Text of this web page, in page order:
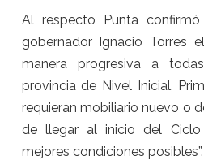
Al respecto Punta
gobernador Ignacio Torres
manera progresiva a
provincia de Nivel Inicial,
requieran mobiliario nuevo o
de llegar al inicio del
mejores condiciones posibles”.